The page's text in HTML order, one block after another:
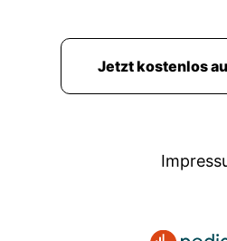
Jetzt kostenlos